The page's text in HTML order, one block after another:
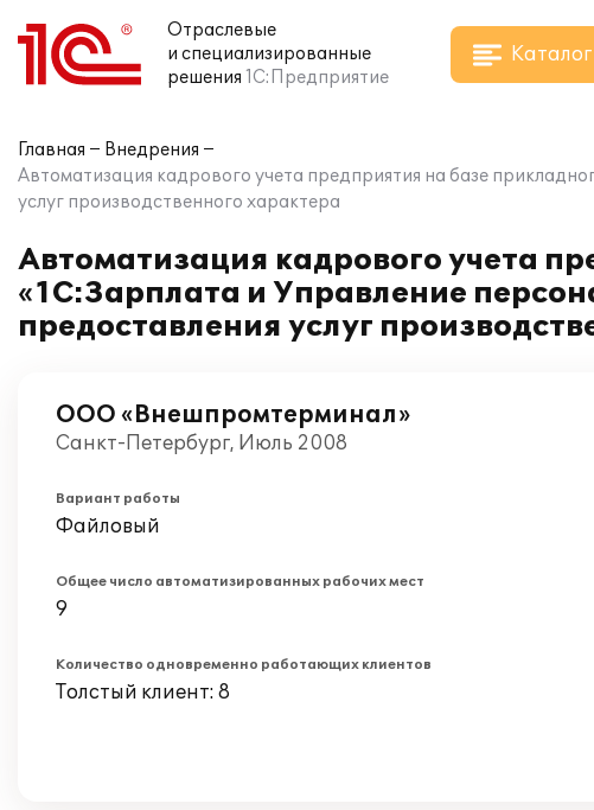
Отраслевые
и специализированные
решения 1С:Предприятие
Каталог
Главная
Внедрения
Автоматизация кадрового учета предприятия на базе
услуг производственного характера
Автоматизация кадрового учета
«1С:Зарплата и Управление
предоставления услуг
ООО «Внешпромтерминал»
Санкт-Петербург, Июль 2008
Вариант работы
Файловый
Общее число автоматизированных рабочих мест
9
Количество одновременно работающих клиентов
Толстый клиент: 8